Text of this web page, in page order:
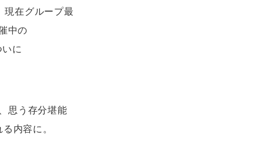
在グループ最
中の
に
思う存分堪能
内容に。